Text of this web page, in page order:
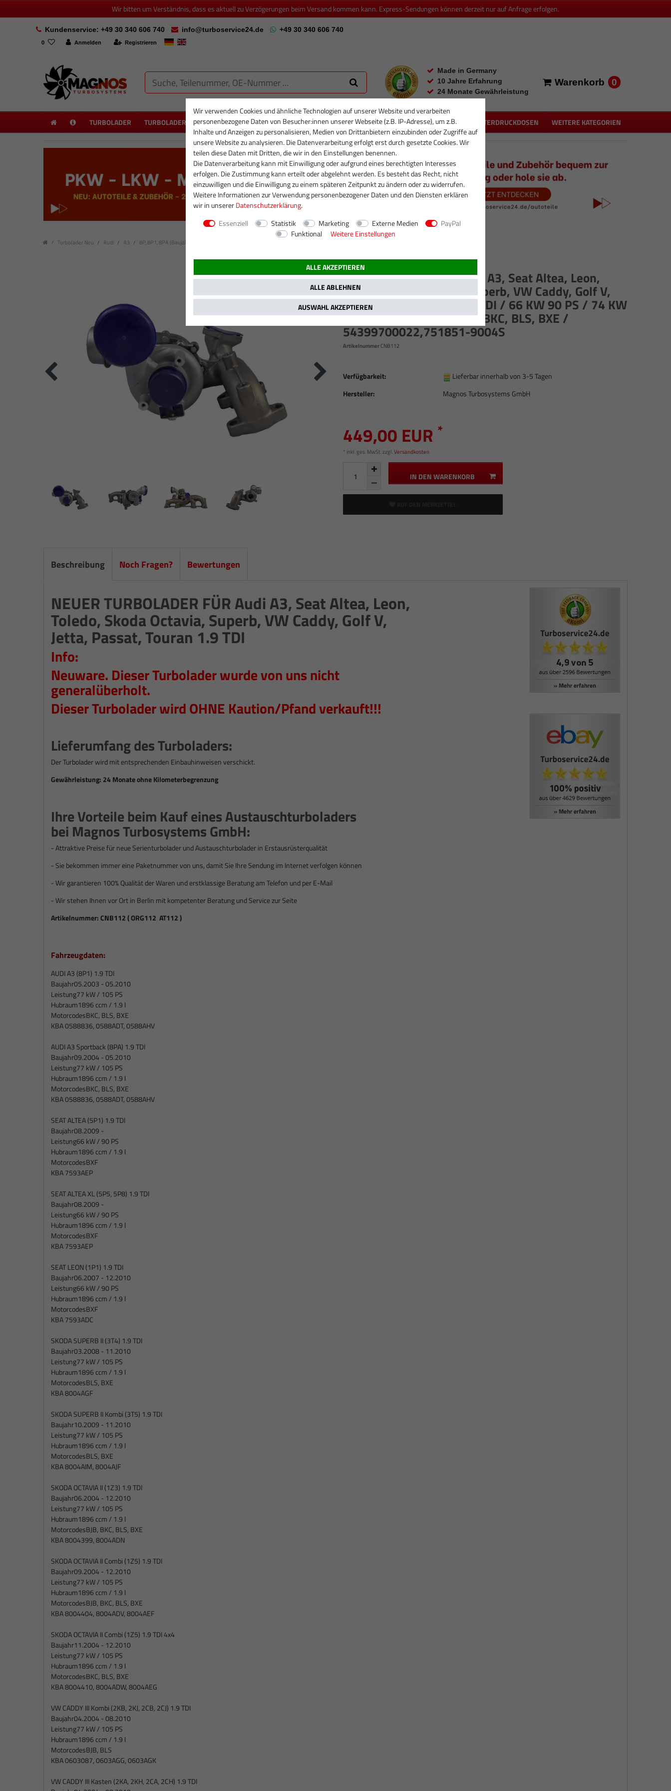
Wir bitten um Verständnis, dass es aktuell zu Verzögerungen beim Versand kommen kann. Express-Sendungen können derzeit nur auf Anfrage erfolgen.
Kundenservice: +49 30 340 606 740 info@turboservice24.de +49 30 340 606 740
0 Anmelden Registrieren
Made in Germany
10 Jahre Erfahrung
24 Monate Gewährleistung
Warenkorb 0
TURBOLADER TURBOLADER NEU PARTIKELFILTER PARTIKELFILTER NEU INJEKTOREN RUMPFGRUPPEN UNTERDRUCKDOSEN WEITERE KATEGORIEN
Turbolader Neu Audi A3 8P, 8P1, 8PA (Baujahr: 05.2003 - 05.2013)
Neuer Turbolader für Audi A3, Seat Altea, Leon,
Toledo, Skoda Octavia, Superb, VW Caddy, Golf V,
Jetta, Passat, Touran 1.9 TDI / 66 KW 90 PS / 74 KW
101 PS / 77 KW 105 PS / BKC, BLS, BXE /
54399700022,751851-9004S
ArtikelnummerCNB112
Verfügbarkeit:
Hersteller:
Lieferbar innerhalb von 3-5 Tagen
Magnos Turbosystems GmbH
449,00 EUR *
* inkl. ges. MwSt. zzgl.Versandkosten
IN DEN WARENKORB
Beschreibung Noch Fragen? Bewertungen
NEUER TURBOLADER FÜR Audi A3, Seat Altea, Leon,
Toledo, Skoda Octavia, Superb, VW Caddy, Golf V,
Jetta, Passat, Touran 1.9 TDI
Info:
Neuware. Dieser Turbolader wurde von uns nicht
generalüberholt.
Dieser Turbolader wird OHNE Kaution/Pfand verkauft!!!
Lieferumfang des Turboladers:
Der Turbolader wird mit entsprechenden Einbauhinweisen verschickt.
Gewährleistung: 24 Monate ohne Kilometerbegrenzung
Ihre Vorteile beim Kauf eines Austauschturboladers
bei Magnos Turbosystems GmbH:
- Attraktive Preise für neue Serienturbolader und Austauschturboladerin Erstausrüsterqualität
- Sie bekommen immer eine Paketnummer von uns, damit Sie Ihre Sendung im Internet verfolgen können
- Wir garantieren 100% Qualität der Waren und erstklassige Beratung am Telefon und per E-Mail
- Wir stehen Ihnen vor Ort in Berlin mit kompetenter Beratung und Service zur Seite
Artikelnummer:CNB112 (ORG112 AT112 )
Fahrzeugdaten:
AUDI A3 (8P1) 1.9 TDI
Baujahr05.2003 - 05.2010
Leistung77 kW / 105 PS
Hubraum1896 ccm / 1.9 l
MotorcodesBKC, BLS, BXE
KBA 0588836, 0588ADT, 0588AHV
AUDI A3 Sportback (8PA) 1.9 TDI
Baujahr09.2004 - 05.2010
Leistung77 kW / 105 PS
Hubraum1896 ccm / 1.9 l
MotorcodesBKC, BLS, BXE
KBA 0588836, 0588ADT, 0588AHV
SEAT ALTEA (5P1) 1.9 TDI
Baujahr08.2009 -
Leistung66 kW / 90 PS
Hubraum1896 ccm / 1.9 l
MotorcodesBXF
KBA 7593AEP
SEAT ALTEA XL (5P5, 5P8) 1.9 TDI
Baujahr08.2009 -
Leistung66 kW / 90 PS
Hubraum1896 ccm / 1.9 l
MotorcodesBXF
KBA 7593AEP
SEAT LEON (1P1) 1.9 TDI
Baujahr06.2007 - 12.2010
Leistung66 kW / 90 PS
Hubraum1896 ccm / 1.9 l
MotorcodesBXF
KBA 7593ADC
SKODA SUPERB II (3T4) 1.9 TDI
Baujahr03.2008 - 11.2010
Leistung77 kW / 105 PS
Hubraum1896 ccm / 1.9 l
MotorcodesBLS, BXE
KBA 8004AGF
SKODA SUPERB II Kombi (3T5) 1.9 TDI
Baujahr10.2009 - 11.2010
Leistung77 kW / 105 PS
Hubraum1896 ccm / 1.9 l
MotorcodesBLS, BXE
KBA 8004AIM, 8004AJF
SKODA OCTAVIA II (1Z3) 1.9 TDI
Baujahr06.2004 - 12.2010
Leistung77 kW / 105 PS
Hubraum1896 ccm / 1.9 l
MotorcodesBJB, BKC, BLS, BXE
KBA 8004399, 8004ADN
SKODA OCTAVIA II Combi (1Z5) 1.9 TDI
Baujahr09.2004 - 12.2010
Leistung77 kW / 105 PS
Hubraum1896 ccm / 1.9 l
MotorcodesBJB, BKC, BLS, BXE
KBA 8004404, 8004ADV, 8004AEF
SKODA OCTAVIA II Combi (1Z5) 1.9 TDI 4x4
Baujahr11.2004 - 12.2010
Leistung77 kW / 105 PS
Hubraum1896 ccm / 1.9 l
MotorcodesBKC, BLS, BXE
KBA 8004410, 8004ADW, 8004AEG
VW CADDY III Kombi (2KB, 2KJ, 2CB, 2CJ) 1.9 TDI
Baujahr04.2004 - 08.2010
Leistung77 kW / 105 PS
Hubraum1896 ccm / 1.9 l
MotorcodesBJB, BLS
KBA 0603087, 0603AGG, 0603AGK
VW CADDY III Kasten (2KA, 2KH, 2CA, 2CH) 1.9 TDI
Wir verwenden Cookies und ähnliche Technologien auf unserer Website und verarbeiten
personenbezogene Daten von Besucher:innen unserer Webseite (z.B. IP-Adresse), um z.B.
Inhalte und Anzeigen zu personalisieren, Medien von Drittanbietern einzubinden oder Zugriffe auf
unsere Website zu analysieren. Die Datenverarbeitung erfolgt erst durch gesetzte Cookies. Wir
teilen diese Daten mit Dritten, die wir in den Einstellungen benennen.
Die Datenverarbeitung kann mit Einwilligung oder aufgrund eines berechtigten Interesses
erfolgen. Die Zustimmung kann erteilt oder abgelehnt werden. Es besteht das Recht, nicht
einzuwilligen und die Einwilligung zu einem späteren Zeitpunkt zu ändern oder zu widerrufen.
Weitere Informationen zur Verwendung personenbezogener Daten und den Diensten erklären
wir in unsererDaten­schutz­erklärung.
Essenziell
Statistik Marketing Externe Medien
PayPal
Funktional
Weitere Einstellungen
ALLE AKZEPTIEREN
ALLE ABLEHNEN
AUSWAHL AKZEPTIEREN